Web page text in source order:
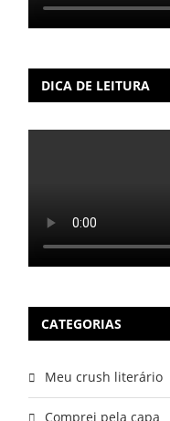
DICA DE LEITURA
CATEGORIAS
Meu crush literário
Comprei pela capa